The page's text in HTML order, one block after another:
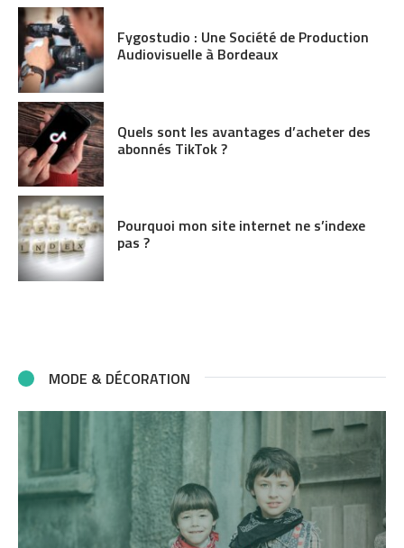
Fygostudio : Une Société de Production
Audiovisuelle à Bordeaux
Quels sont les avantages d’acheter des
abonnés TikTok ?
Pourquoi mon site internet ne s’indexe
pas ?
MODE & DÉCORATION